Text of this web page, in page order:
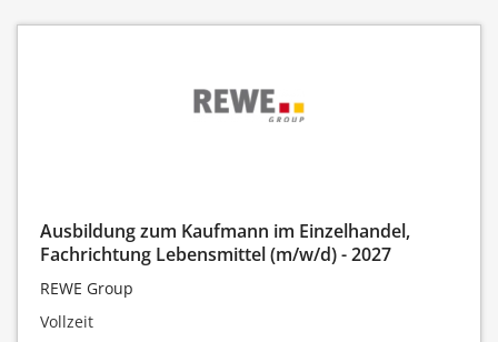
Ausbildung zum Kaufmann im Einzelhandel,
Fachrichtung Lebensmittel (m/w/d) - 2027
REWE Group
Vollzeit